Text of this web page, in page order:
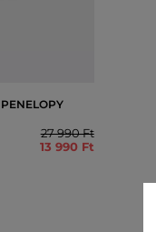
27 990 Ft
13 990 Ft